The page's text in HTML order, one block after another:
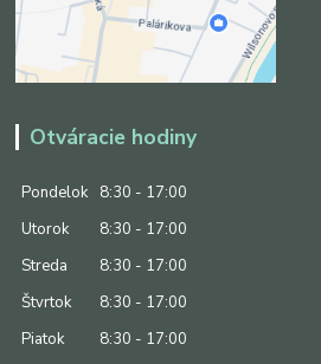
Otváracie hodiny
Pondelok
8:30 - 17:00
Utorok
8:30 - 17:00
Streda
8:30 - 17:00
Štvrtok
8:30 - 17:00
Piatok
8:30 - 17:00